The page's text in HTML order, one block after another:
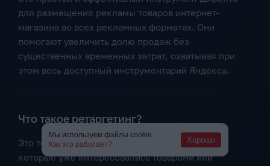
для размещения рекламы товаров интернет-
магазина во всех рекламных форматах. Они
помогают увеличить долю продаж без
существенных временных затрат, охватывая при
этом весь доступный инструментарий Яндекса.
Что такое ретаргетинг?
Это технология для работы с пользователями,
которые уже интересовались товарами или
Мы используем файлы cookie.
Как это работает?
Хорошо